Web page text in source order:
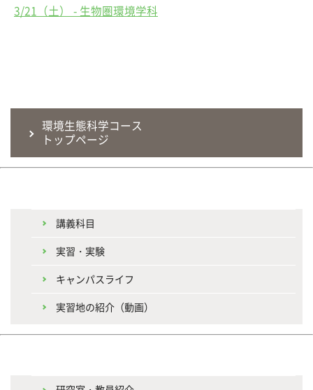
3/21（土） - 生物圏環境学科
環境生態科学コース
トップページ
講義科目
実習・実験
キャンパスライフ
実習地の紹介（動画）